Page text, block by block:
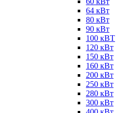
64 кВт
80 кВт
90 кВт
100 кВТ
120 кВт
150 кВт
160 кВт
200 кВт
250 кВт
280 кВт
300 кВт